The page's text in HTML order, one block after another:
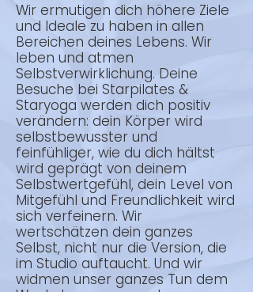
Wir ermutigen dich höhere Ziele
und Ideale zu haben in allen
Bereichen deines Lebens. Wir
leben und atmen
Selbstverwirklichung. Deine
Besuche bei Starpilates &
Staryoga werden dich positiv
verändern: dein Körper wird
selbstbewusster und
feinfühliger, wie du dich hältst
wird geprägt von deinem
Selbstwertgefühl, dein Level von
Mitgefühl und Freundlichkeit wird
sich verfeinern. Wir
wertschätzen dein ganzes
Selbst, nicht nur die Version, die
im Studio auftaucht. Und wir
widmen unser ganzes Tun dem